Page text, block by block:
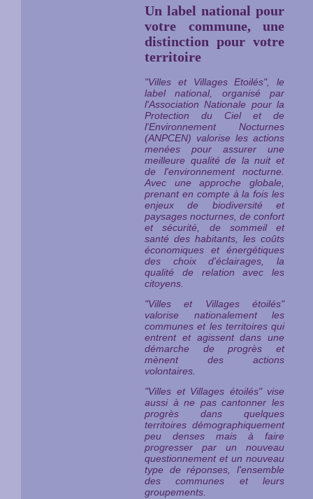
Un label national pour
votre commune, une
distinction pour votre
territoire
"Villes et Villages Etoilés", le
label national, organisé par
l'Association Nationale pour la
Protection du Ciel et de
l'Environnement Nocturnes
(ANPCEN) valorise les actions
menées pour assurer une
meilleure qualité de la nuit et
de l'environnement nocturne.
Avec une approche globale,
prenant en compte à la fois les
enjeux de biodiversité et
paysages nocturnes, de confort
et sécurité, de sommeil et
santé des habitants, les coûts
économiques et énergétiques
des choix d'éclairages, la
qualité de relation avec les
citoyens.
"Villes et Villages étoilés"
valorise nationalement les
communes et les territoires qui
entrent et agissent dans une
démarche de progrès et
mènent des actions
volontaires.
"Villes et Villages étoilés" vise
aussi à ne pas cantonner les
progrès dans quelques
territoires démographiquement
peu denses mais à faire
progresser par un nouveau
questionnement et un nouveau
type de réponses, l'ensemble
des communes et leurs
groupements.